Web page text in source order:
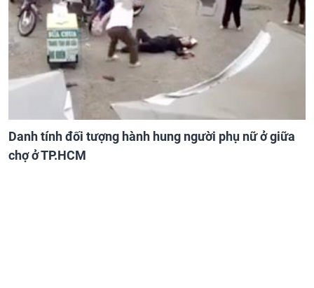
Danh tính đối tượng hành hung người phụ nữ ở giữa
chợ ở TP.HCM